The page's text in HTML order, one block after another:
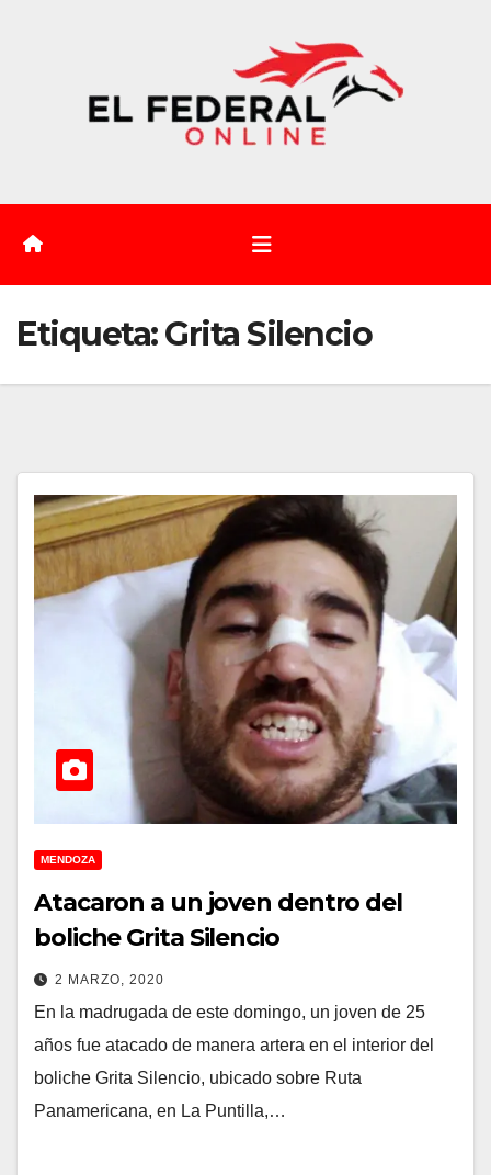
Etiqueta:Grita Silencio
MENDOZA
Atacaron a un joven dentro del
boliche Grita Silencio
2 MARZO, 2020
En la madrugada de este domingo, un joven de 25
años fue atacado de manera artera en el interior del
boliche Grita Silencio, ubicado sobre Ruta
Panamericana, en La Puntilla,…